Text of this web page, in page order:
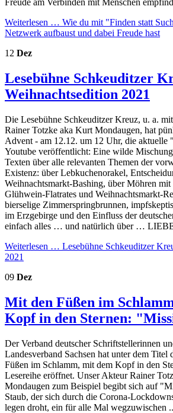
Freude am Verbinden mit Menschen
Weiterlesen … Wie du mit "Finden statt
Netzwerk aufbaust und dabei Freude hast
12 Dez
Lesebühne Schkeuditzer
Weihnachtsedition 2021
Die Lesebühne Schkeuditzer Kreuz, u. a.
Rainer Totzke aka Kurt Mondaugen, hat
Advent - am 12.12. um 12 Uhr, die aktuelle
Youtube veröffentlicht: Eine wilde
Texten über alle relevanten Themen der
Existenz: über Lebkuchenorakel,
Weihnachtsmarkt-Bashing, über Möhren
Glühwein-Flatrates und Weihnachtsmarkt-
bierselige Zimmerspringbrunnen,
im Erzgebirge und den Einfluss der
einfach alles … und natürlich über …
Weiterlesen … Lesebühne Schkeuditzer
2021
09 Dez
Mit den Füßen im
Kopf in den Sternen:
Der Verband deutscher Schriftstellerinnen
Landesverband Sachsen hat unter dem Titel
Füßen im Schlamm, mit dem Kopf in den
Lesereihe eröffnet. Unser Akteur Rainer
Mondaugen zum Beispiel begibt sich auf
Staub, der sich durch die Corona-
legen droht, ein für alle Mal wegzuwischen